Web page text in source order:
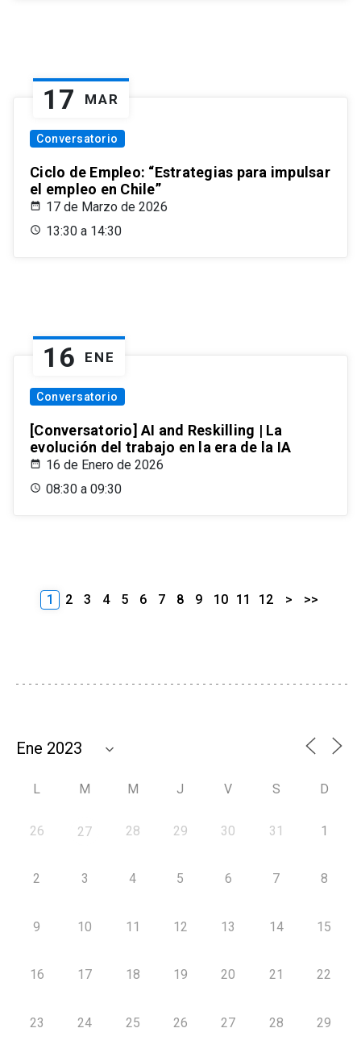
17 MAR
Conversatorio
Ciclo de Empleo: “Estrategias para impulsar
el empleo en Chile”
17 de Marzo de 2026
13:30 a 14:30
16 ENE
Conversatorio
[Conversatorio] AI and Reskilling | La
evolución del trabajo en la era de la IA
16 de Enero de 2026
08:30 a 09:30
1 2 3 4 5 6 7 8 9 10 11 12 > >>
L M M J V S D
26 27 28 29 30 31 1
2 3 4 5 6 7 8
9 10 11 12 13 14 15
16 17 18 19 20 21 22
23 24 25 26 27 28 29